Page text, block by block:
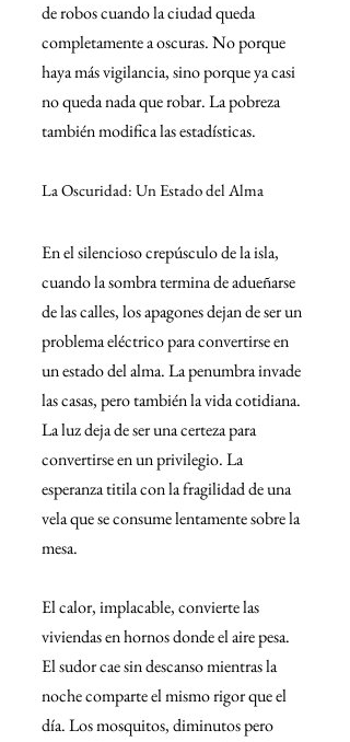
de robos cuando la ciudad queda
completamente a oscuras. No porque
haya más vigilancia, sino porque ya casi
no queda nada que robar. La pobreza
también modifica las estadísticas.
La Oscuridad: Un Estado del Alma
En el silencioso crepúsculo de la isla,
cuando la sombra termina de adueñarse
de las calles, los apagones dejan de ser un
problema eléctrico para convertirse en
un estado del alma. La penumbra invade
las casas, pero también la vida cotidiana.
La luz deja de ser una certeza para
convertirse en un privilegio. La
esperanza titila con la fragilidad de una
vela que se consume lentamente sobre la
mesa.
El calor, implacable, convierte las
viviendas en hornos donde el aire pesa.
El sudor cae sin descanso mientras la
noche comparte el mismo rigor que el
día. Los mosquitos, diminutos pero